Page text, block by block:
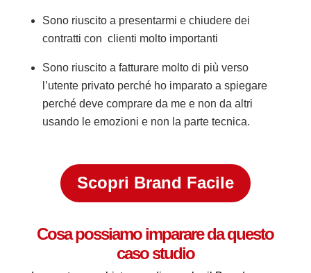
Sono riuscito a presentarmi e chiudere dei
contratti con clienti molto importanti
Sono riuscito a fatturare molto di più verso
l’utente privato perché ho imparato a spiegare
perché deve comprare da me e non da altri
usando le emozioni e non la parte tecnica.
Scopri Brand Facile
Cosa possiamo imparare da questo
caso studio